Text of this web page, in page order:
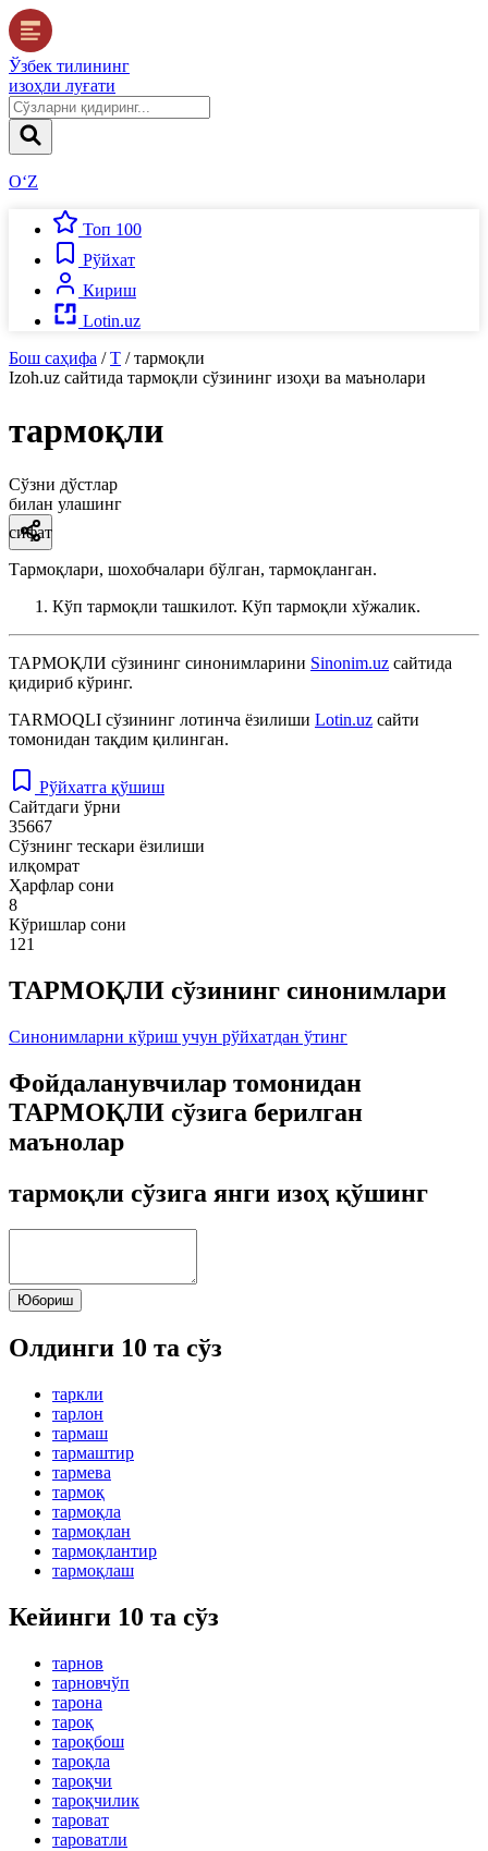
Ўзбек тилининг
изоҳли луғати
O‘Z
Топ 100
Рўйхат
Кириш
Lotin.uz
Бош саҳифа / Т / тармоқли
Izoh.uz сайтида тармоқли сўзининг изоҳи ва маънолари
тармоқли
Сўзни дўстлар
билан улашинг
сифат
Тармоқлари, шохобчалари бўлган, тармоқланган.
Кўп тармоқли ташкилот. Кўп тармоқли хўжалик.
ТАРМОҚЛИ сўзининг синонимларини Sinonim.uz сайтида
қидириб кўринг.
TARMOQLI сўзининг лотинча ёзилиши Lotin.uz сайти
томонидан тақдим қилинган.
Рўйхатга қўшиш
Сайтдаги ўрни
35667
Сўзнинг тескари ёзилиши
илқомрат
Ҳарфлар сони
8
Кўришлар сони
121
ТАРМОҚЛИ сўзининг синонимлари
Синонимларни кўриш учун рўйхатдан ўтинг
Фойдаланувчилар томонидан
ТАРМОҚЛИ сўзига берилган
маънолар
тармоқли сўзига янги изоҳ қўшинг
Юбориш
Олдинги 10 та сўз
таркли
тарлон
тармаш
тармаштир
тармева
тармоқ
тармоқла
тармоқлан
тармоқлантир
тармоқлаш
Кейинги 10 та сўз
тарнов
тарновчўп
тарона
тароқ
тароқбош
тароқла
тароқчи
тароқчилик
тароват
тароватли